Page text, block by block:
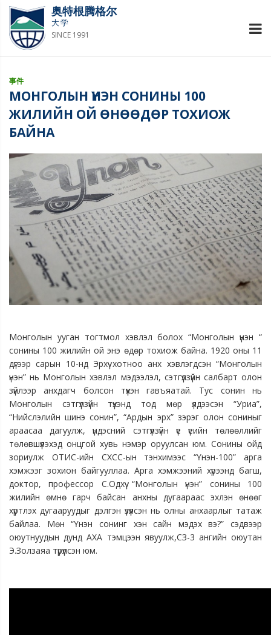
奥特根腾格尔
大学
SINCE 1991
事件
МОНГОЛЫН ҮНЭН СОНИНЫ 100
ЖИЛИЙН ОЙ ӨНӨӨДӨР ТОХИОЖ
БАЙНА
Монголын ууган тогтмол хэвлэл болох “Монголын үнэн “
сонины 100 жилийн ой энэ өдөр тохиож байна. 1920 оны 11
дүгээр сарын 10-нд Эрхүү хотноо анх хэвлэгдсэн “Монголын
үнэн” нь Монголын хэвлэл мэдээлэл, сэтгүүлзүйн салбарт олон
зүйлээр анхдагч болсон түүхэн гавъяатай. Тус сонин нь
Монголын сэтгүүлзүйн түүхэнд тод мөр үлдээсэн “Уриа”,
“Нийслэлийн шинэ сонин”, “Ардын эрх” зэрэг олон сониныг
араасаа дагуулж, үндэсний сэтгүүлзүйн үе үеийн төлөөллийг
төлөвшүүлэхэд онцгой хувь нэмэр оруулсан юм. Сонины ойд
зориулж ОТИС-ийн СХСС-ын тэнхимээс “Үнэн-100” арга
хэмжээг зохион байгууллаа. Арга хэмжээний хүрээнд багш,
доктор, профессор С.Одхүү “Монголын үнэн” сонины 100
жилийн өмнө гарч байсан анхны дугаараас эхлэн өнөөг
хүртлэх дугааруудыг дэлгэн үзүүлсэн нь олны анхаарлыг татаж
байлаа. Мөн “Үнэн сонинг хэн сайн мэдэх вэ?” сэдвээр
оюутнуудын дунд АХА тэмцээн явуулж,СЗ-3 ангийн оюутан
Э.Золзаяа түрүүлсэн юм.